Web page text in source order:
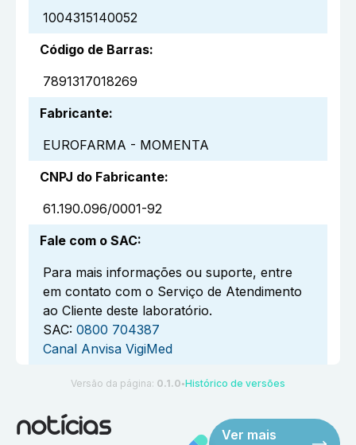
1004315140052
Código de Barras:
7891317018269
Fabricante:
EUROFARMA - MOMENTA
CNPJ do Fabricante:
61.190.096/0001-92
Fale com o SAC:
Para mais informações ou suporte, entre
em contato com o Serviço de Atendimento
ao Cliente deste laboratório.
SAC: 0800 704387
Canal Anvisa VigiMed
Versão da página: 0.1.0 ●Histórico de versões
notícias
Ver mais